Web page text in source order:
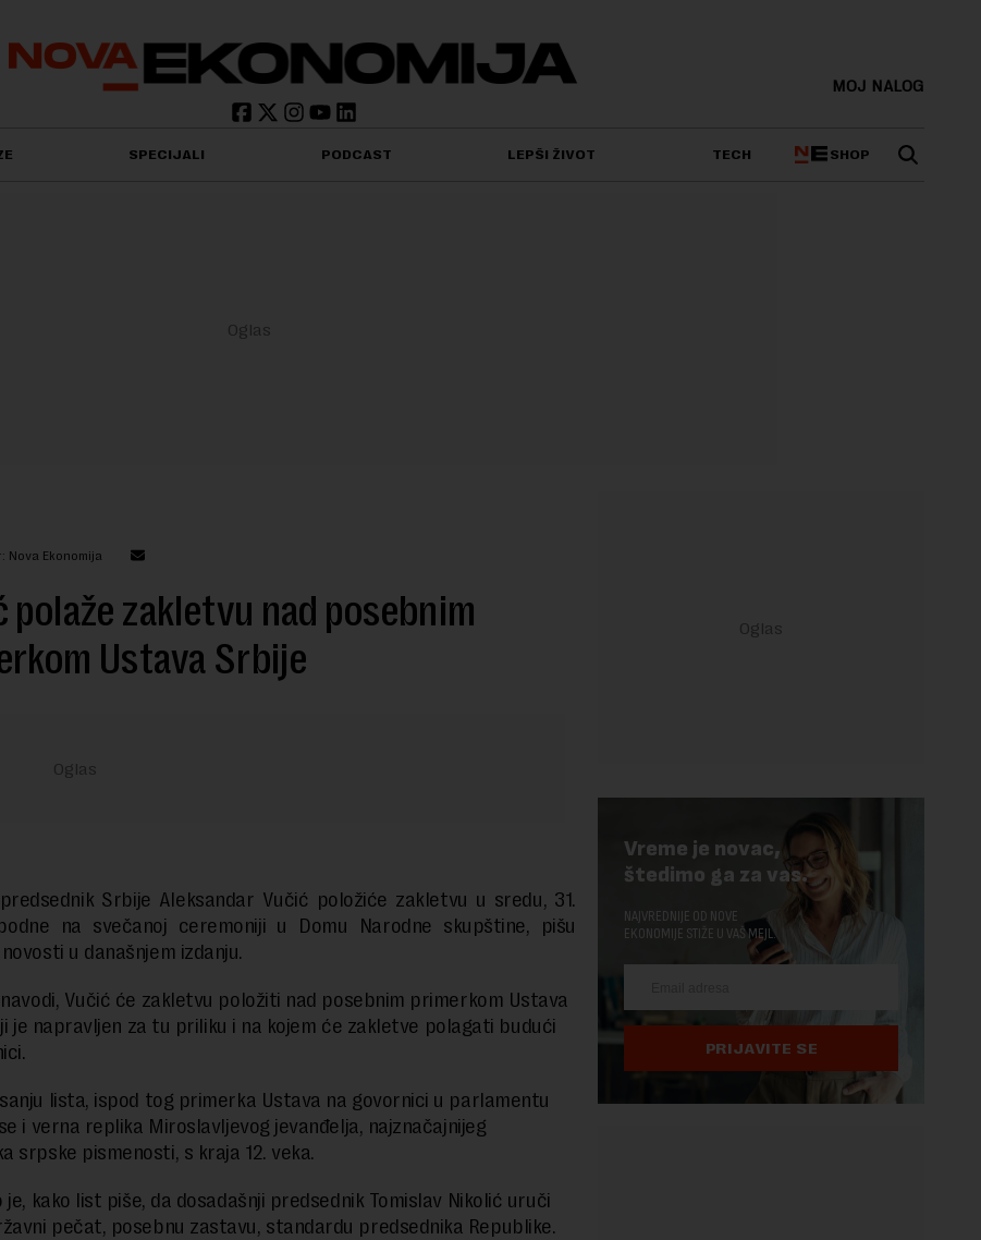
MOJ NALOG
SPECIJALI PODCAST LEPŠI ŽIVOT TECH SHOP
Nova Ekonomija
polaže zakletvu nad posebnim
Ustava Srbije
Srbije Aleksandar Vučić položiće zakletvu u sredu, 31.
na svečanoj ceremoniji u Domu Narodne skupštine, pišu
u današnjem izdanju.
Vučić će zakletvu položiti nad posebnim primerkom Ustava
je napravljen za tu priliku i na kojem će zakletve polagati budući
lista, ispod tog primerka Ustava na govornici u parlamentu
i verna replika Miroslavljevog jevanđelja, najznačajnijeg
srpske pismenosti, s kraja 12. veka.
je, kako list piše, da dosadašnji predsednik Tomislav Nikolić uruči
pečat, posebnu zastavu, standardu predsednika Republike.
Vreme je novac,
štedimo ga za vas.
NAJVREDNIJE OD NOVE
EKONOMIJE STIŽE U VAŠ MEJL.
PRIJAVITE SE